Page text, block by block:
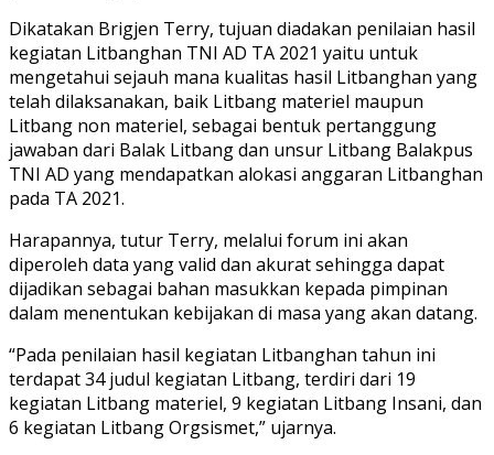
Dikatakan Brigjen Terry, tujuan diadakan penilaian hasil
kegiatan Litbanghan TNI AD TA 2021 yaitu untuk
mengetahui sejauh mana kualitas hasil Litbanghan yang
telah dilaksanakan, baik Litbang materiel maupun
Litbang non materiel, sebagai bentuk pertanggung
jawaban dari Balak Litbang dan unsur Litbang Balakpus
TNI AD yang mendapatkan alokasi anggaran Litbanghan
pada TA 2021.
Harapannya, tutur Terry, melalui forum ini akan
diperoleh data yang valid dan akurat sehingga dapat
dijadikan sebagai bahan masukkan kepada pimpinan
dalam menentukan kebijakan di masa yang akan datang.
“Pada penilaian hasil kegiatan Litbanghan tahun ini
terdapat 34 judul kegiatan Litbang, terdiri dari 19
kegiatan Litbang materiel, 9 kegiatan Litbang Insani, dan
6 kegiatan Litbang Orgsismet,” ujarnya.